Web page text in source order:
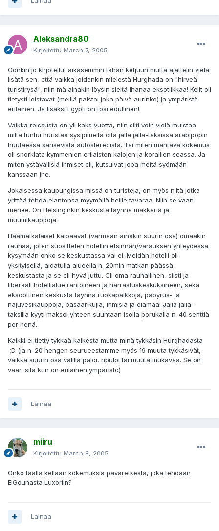
Aleksandra80
Kirjoitettu March 7, 2005
Oonkin jo kirjotellut aikasemmin tähän ketjuun mutta ajattelin vielä
lisätä sen, että vaikka joidenkin mielestä Hurghada on "hirveä
turistirysä", niin mä ainakin löysin sieltä ihanaa eksotiikkaa! Kelit oli
tietysti loistavat (meillä paistoi joka päivä aurinko) ja ympäristö
erilainen. Ja lisäksi Egypti on tosi edullinen!
Vaikka reissusta on yli kaks vuotta, niin silti voin vielä muistaa
miltä tuntui huristaa sysipimeitä öitä jalla jalla-taksissa arabipopin
huutaessa särisevistä autostereoista. Tai miten mahtava kokemus
oli snorklata kymmenien erilaisten kalojen ja korallien seassa. Ja
miten ystävällisiä ihmiset oli, kutsuivat jopa meitä syömään
kanssaan jne.
Jokaisessa kaupungissa missä on turisteja, on myös niitä jotka
yrittää tehdä elantonsa myymällä heille tavaraa. Niin se vaan
menee. On Helsinginkin keskusta täynnä mäkkäriä ja
muumikauppoja.
Häämatkalaiset kaipaavat (varmaan ainakin suurin osa) omaakin
rauhaa, joten suosittelen hotellin etsinnän/varauksen yhteydessä
kysymään onko se keskustassa vai ei. Meidän hotelli oli
yksityisellä, aidatulla alueella n. 20min matkan päässä
keskustasta ja se oli hyvä juttu. Oli oma rauhallinen, siisti ja
liberaali hotellialue rantoineen ja harrastuskeskuksineen, sekä
eksoottinen keskusta täynnä ruokapaikkoja, papyrus- ja
hajuvesikauppoja, basaarikujia, ihmisiä ja elämää! Jalla jalla-
taksilla kyyti maksoi yhteen suuntaan isolla porukalla n. 40 senttiä
per nenä.
Kaikki ei tietty tykkää kaikesta mutta minä tykkäsin Hurghadasta
;D (ja n. 20 hengen seurueestamme myös 19 muuta tykkäsivät,
vaikka suurin osa välillä paloi, ripuloi tai muuta mukavaa. Se on
vaan sitä kun on erilainen ympäristö)
Lainaa
miiru
Kirjoitettu March 8, 2005
Onko täällä kellään kokemuksia päväretkestä, joka tehdään
ElGounasta Luxoriin?
Lainaa